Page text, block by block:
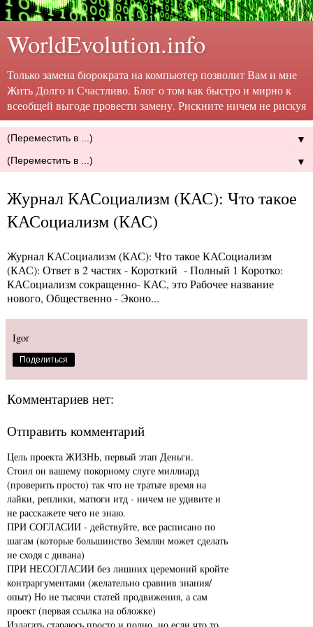
WorldEvolution.info
Только замена бюрократа на компьютер позволит Вам и мне
Жить Долго и Счастливо. Блог о том как быстро и мирно к
всеобщей выгоде провести замену. Рискните ничем не рискуя
▼
▼
Журнал КАСоциализм (КАС): Что такое
КАСоциализм (КАС)
Журнал КАСоциализм (КАС): Что такое КАСоциализм
(КАС): Ответ в 2 частях - Короткий - Полный 1 Коротко:
КАСоциализм сокращенно- КАС, это Рабочее название
нового, Общественно - Эконо...
Igor
Поделиться
Комментариев нет:
Отправить комментарий
Цель проекта ЖИЗНЬ, первый этап Деньги.
Стоил он вашему покорному слуге миллиард
(проверить просто) так что не тратьте время на
лайки, реплики, матюги итд - ничем не удивите и
не расскажете чего не знаю.
ПРИ СОГЛАСИИ - действуйте, все расписано по
шагам (которые большинство Землян может сделать
не сходя с дивана)
ПРИ НЕСОГЛАСИИ без лишних церемоний кройте
контраргументами (желательно сравнив знания/
опыт) Но не тысячи статей продвижения, а сам
проект (первая ссылка на обложке)